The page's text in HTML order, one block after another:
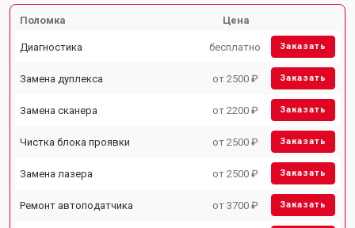
Поломка Цена
Диагностика бесплатно Заказать
Замена дуплекса от 2500 ₽ Заказать
Замена сканера от 2200 ₽ Заказать
Чистка блока проявки от 2500 ₽ Заказать
Замена лазера от 2500 ₽ Заказать
Ремонт автоподатчика от 3700 ₽ Заказать